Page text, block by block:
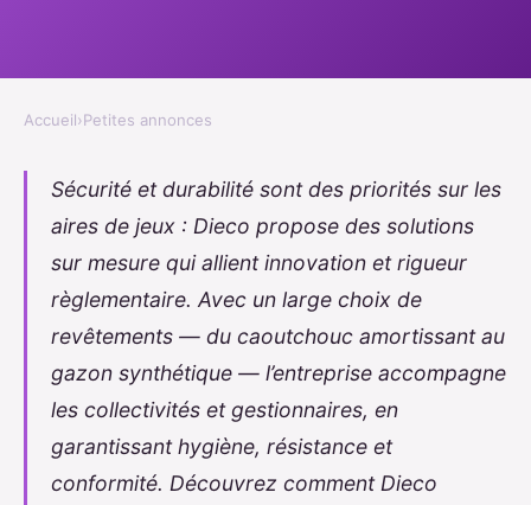
Accueil›Petites annonces
Sécurité et durabilité sont des priorités sur les
aires de jeux : Dieco propose des solutions
sur mesure qui allient innovation et rigueur
règlementaire. Avec un large choix de
revêtements — du caoutchouc amortissant au
gazon synthétique — l’entreprise accompagne
les collectivités et gestionnaires, en
garantissant hygiène, résistance et
conformité. Découvrez comment Dieco